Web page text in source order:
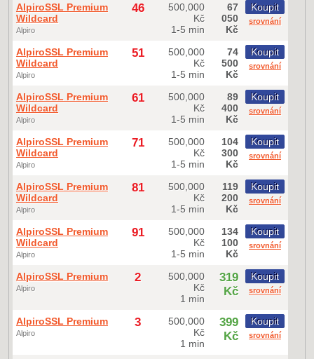
AlpiroSSL Premium
Wildcard
Alpiro
46
500,000
Kč
1-5 min
67
050
Kč
Koupit
srovnání
AlpiroSSL Premium
Wildcard
Alpiro
51
500,000
Kč
1-5 min
74
500
Kč
Koupit
srovnání
AlpiroSSL Premium
Wildcard
Alpiro
61
500,000
Kč
1-5 min
89
400
Kč
Koupit
srovnání
AlpiroSSL Premium
Wildcard
Alpiro
71
500,000
Kč
1-5 min
104
300
Kč
Koupit
srovnání
AlpiroSSL Premium
Wildcard
Alpiro
81
500,000
Kč
1-5 min
119
200
Kč
Koupit
srovnání
AlpiroSSL Premium
Wildcard
Alpiro
91
500,000
Kč
1-5 min
134
100
Kč
Koupit
srovnání
AlpiroSSL Premium
Alpiro
2
500,000
Kč
1 min
319
Kč
Koupit
srovnání
AlpiroSSL Premium
Alpiro
3
500,000
Kč
1 min
399
Kč
Koupit
srovnání